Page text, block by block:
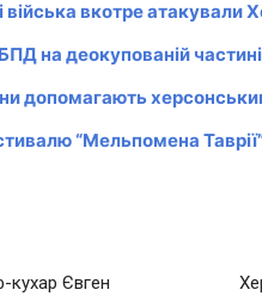
війська вкотре
на деокупованій
допомагають
“Мельпомена
кухар Євген